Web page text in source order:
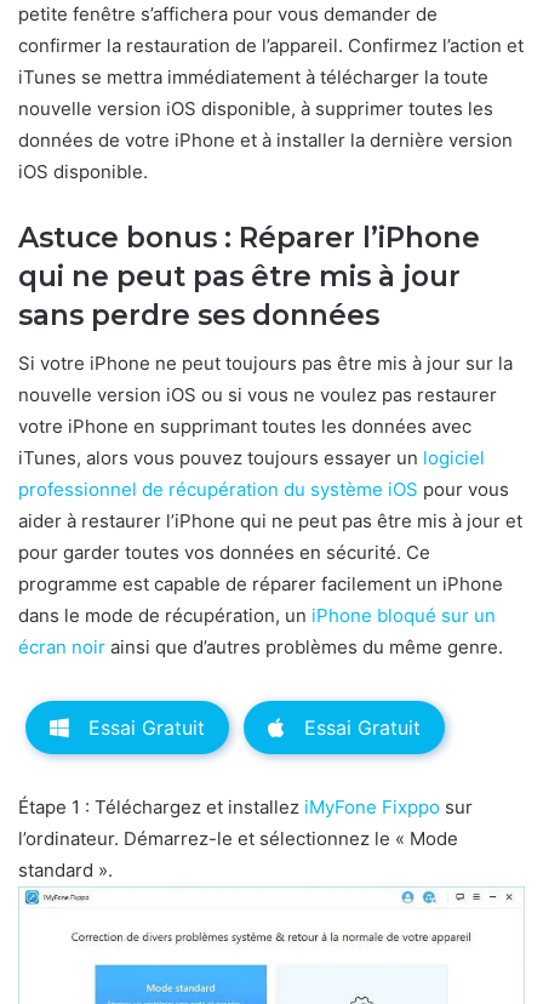
petite fenêtre s’affichera pour vous demander de
confirmer la restauration de l’appareil. Confirmez l’action et
iTunes se mettra immédiatement à télécharger la toute
nouvelle version iOS disponible, à supprimer toutes les
données de votre iPhone et à installer la dernière version
iOS disponible.
Astuce bonus : Réparer l’iPhone
qui ne peut pas être mis à jour
sans perdre ses données
Si votre iPhone ne peut toujours pas être mis à jour sur la
nouvelle version iOS ou si vous ne voulez pas restaurer
votre iPhone en supprimant toutes les données avec
iTunes, alors vous pouvez toujours essayer un logiciel
professionnel de récupération du système iOS pour vous
aider à restaurer l’iPhone qui ne peut pas être mis à jour et
pour garder toutes vos données en sécurité. Ce
programme est capable de réparer facilement un iPhone
dans le mode de récupération, un iPhone bloqué sur un
écran noir ainsi que d’autres problèmes du même genre.
Essai Gratuit Essai Gratuit
Étape 1 : Téléchargez et installez iMyFone Fixppo sur
l’ordinateur. Démarrez-le et sélectionnez le « Mode
standard ».